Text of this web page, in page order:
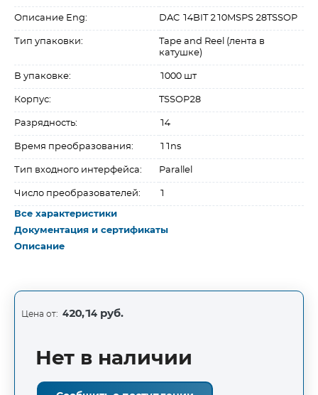
Описание Eng: DAC 14BIT 210MSPS 28TSSOP
Тип упаковки:
Tape and Reel (лента в
катушке)
В упаковке: 1000 шт
Корпус: TSSOP28
Разрядность: 14
Время преобразования: 11ns
Тип входного интерфейса: Parallel
Число преобразователей: 1
Все характеристики
Документация и сертификаты
Описание
Цена от: 420,14 руб.
Нет в наличии